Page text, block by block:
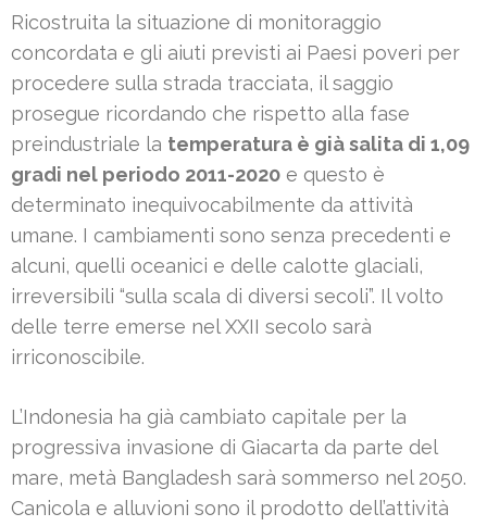
Ricostruita la situazione di monitoraggio
concordata e gli aiuti previsti ai Paesi poveri per
procedere sulla strada tracciata, il saggio
prosegue ricordando che rispetto alla fase
preindustriale la temperatura è già salita di 1,09
gradi nel periodo 2011-2020 e questo è
determinato inequivocabilmente da attività
umane. I cambiamenti sono senza precedenti e
alcuni, quelli oceanici e delle calotte glaciali,
irreversibili “sulla scala di diversi secoli”. Il volto
delle terre emerse nel XXII secolo sarà
irriconoscibile.
L’Indonesia ha già cambiato capitale per la
progressiva invasione di Giacarta da parte del
mare, metà Bangladesh sarà sommerso nel 2050.
Canicola e alluvioni sono il prodotto dell’attività